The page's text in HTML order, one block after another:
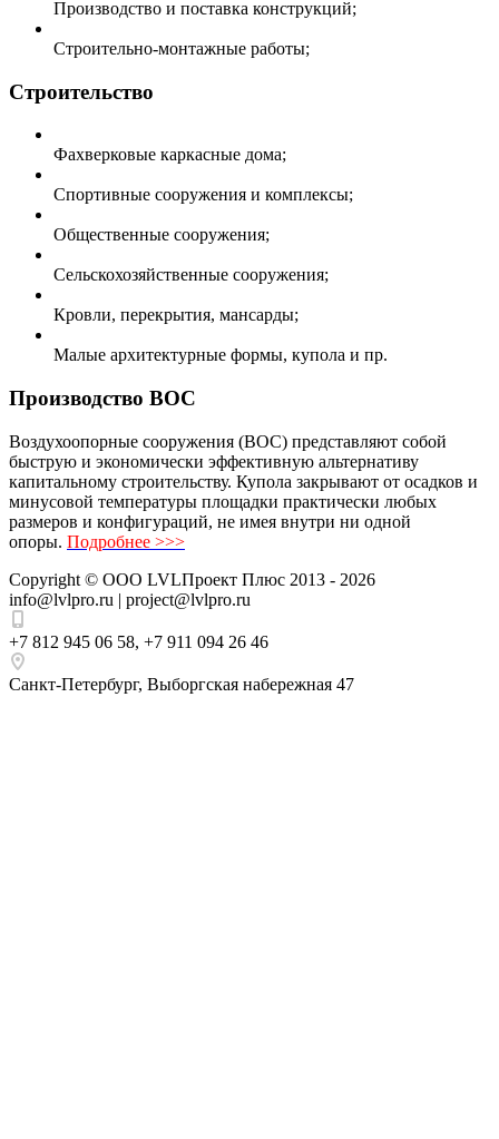
Производство и поставка конструкций;
Строительно-монтажные работы;
Строительство
Фахверковые каркасные дома;
Спортивные сооружения и комплексы;
Общественные сооружения;
Сельскохозяйственные сооружения;
Кровли, перекрытия, мансарды;
Малые архитектурные формы, купола и пр.
Производство ВОС
Воздухоопорные сооружения (ВОС) представляют собой
быструю и экономически эффективную альтернативу
капитальному строительству. Купола закрывают от осадков и
минусовой температуры площадки практически любых
размеров и конфигураций, не имея внутри ни одной
опоры. Подробнее >>>
Copyright © ООО LVLПроект Плюс 2013 - 2026
info@lvlpro.ru | project@lvlpro.ru
+7 812 945 06 58, +7 911 094 26 46
Санкт-Петербург, Выборгская набережная 47